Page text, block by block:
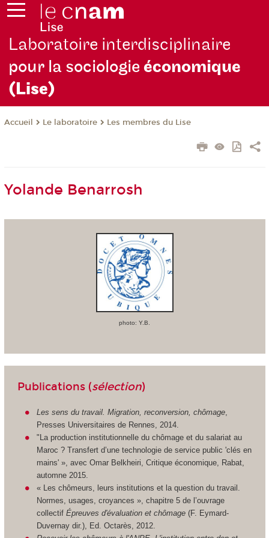
Laboratoire interdisciplinaire
pour la sociologieéconomique
(Lise)
Accueil Le laboratoire Les membres du Lise
Yolande Benarrosh
photo: Y.B.
Publications (sélection)
Les sens du travail. Migration, reconversion, chômage
Presses Universitaires de Rennes, 2014.
"La production institutionnelle du chômage et du salariat au
Maroc ? Transfert d’une technologie de service public 'clés en
mains' », avec Omar Belkheiri, Critique économique, Rabat,
automne 2015.
« Les chômeurs, leurs institutions et la question du travail.
Normes, usages, croyances », chapitre 5 de l’ouvrage
collectifÉpreuves d'évaluation et chômage (F. Eymard-
Duvernay dir.), Ed. Octarès, 2012.